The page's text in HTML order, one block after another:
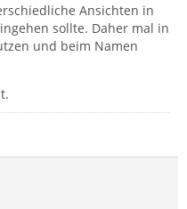
Ansichten in
sollte. Daher mal in
und beim Namen